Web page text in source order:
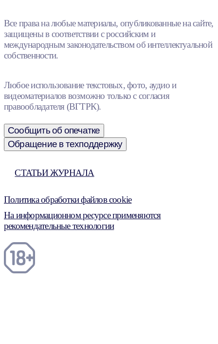
Все права на любые материалы, опубликованные на сайте,
защищены в соответствии с российским и
международным законодательством об интеллектуальной
собственности.
Любое использование текстовых, фото, аудио и
видеоматериалов возможно только с согласия
правообладателя (ВГТРК).
Сообщить об опечатке
Обращение в техподдержку
СТАТЬИ ЖУРНАЛА
Политика обработки файлов cookie
На информационном ресурсе применяются
рекомендательные технологии